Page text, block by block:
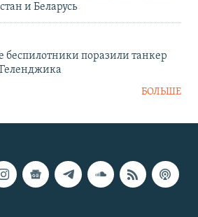
и Беларусь
беспилотники поразили танкер
Геленджика
БОЛЬШЕ